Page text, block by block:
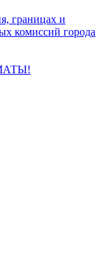
границах и
комиссий города